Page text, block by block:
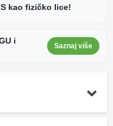
kao fizičko lice!
i
Saznaj više